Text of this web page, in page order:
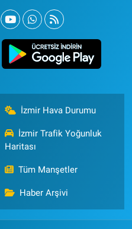
İzmir Hava Durumu
İzmir Trafik Yoğunluk
Haritası
Tüm Manşetler
Haber Arşivi